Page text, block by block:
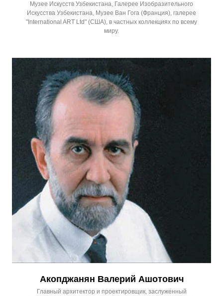
Музее Искусств Узбекистана, Галерее Изобразительного
Искусства Узбекистана, Музее Ван Гога (Франция), галерее
"International ART Ltd" (США), в частных коллекциях по всему
миру.
Акопджанян Валерий Ашотович
Главный архитектор и проектировщик, заслуженный